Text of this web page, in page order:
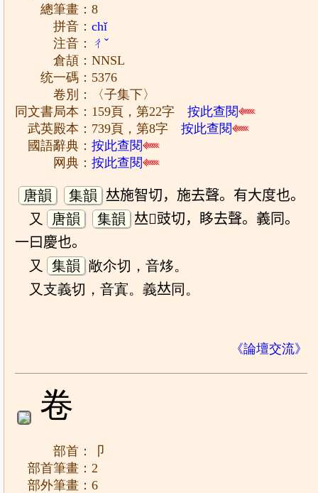
總筆畫：8
拼音：chǐ
注音：
ㄔˇ
倉頡：NNSL
统一碼：5376
卷別：〈子集下〉
同文書局本：159頁，第22字按此查閱
武英殿本：739頁，第8字按此查閱
國語辭典：按此查閱
网典：按此查閱
唐韻 集韻
𠀤施智切，施去聲。有大度也。
又
唐韻 集韻
𠀤𠑽豉切，眵去聲。義同。
一曰慶也。
又
集韻 敞尒切，音㶴。
又支義切，音寘。義𠀤同。
《論壇交流》
卷
部首：卩
部首筆畫：2
部外筆畫：6